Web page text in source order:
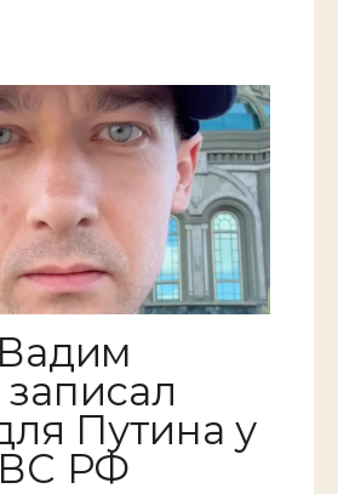
Путина у
РФ